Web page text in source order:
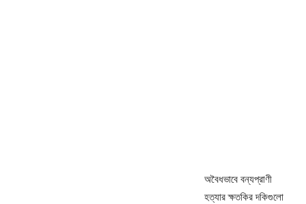
অবৈধভাবে বন্যপ্রাণী
হত্যার ক্ষতকির দকিগুলো